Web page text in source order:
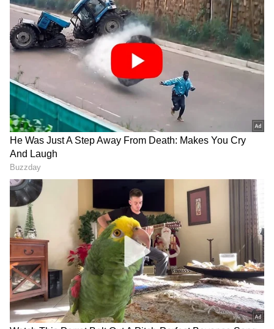
Image Credit :Gemini AI
ಜೀ ಕನ್ನಡದಲ್ಲಿ ಆರಂಭ
ಇದೀಗ ಅಂಥದ್ದೇ ಒಂದು ರಿಯಾಲಿಟಿ ಷೋ ಜೀ ಕನ್ನಡದಲ್ಲಿ
ಆರಂಭವಾಗಲಿದೆ. ಇದರ ಹೆಸರು ಹಳ್ಳಿ ಪವರ್​​. ಈ ಕುರಿತು
ವಾಹಿನಿ ಪ್ರೊಮೋ ಬಿಡುಗಡೆ ಮಾಡಿದೆ.